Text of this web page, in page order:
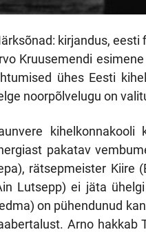
kirjandus,
Kruusemendi
ühes Eesti
noorpõlvelugu on
pakatav
rätsepmeister Kiire
Lutsepp) ei jäta
on pühendunud
Arno hakkab